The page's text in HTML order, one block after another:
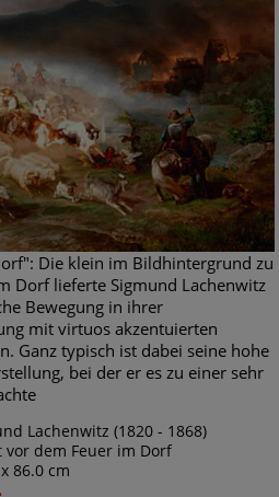
Die klein im Bildhintergrund zu
Dorf lieferte Sigmund Lachenwitz
Bewegung in ihrer
mit virtuos akzentuierten
Ganz typisch ist dabei seine hohe
bei der er es zu einer sehr
Lachenwitz (1820 - 1868)
vor dem Feuer im Dorf
86.0 cm